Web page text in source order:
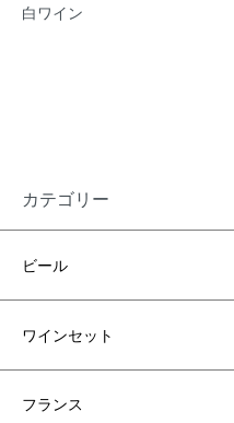
白ワイン
カテゴリー
ビール
ワインセット
フランス